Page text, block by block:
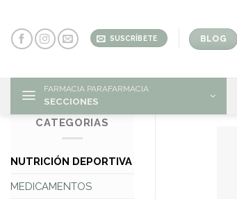
content
SUSCRÍBETE BLOG
FARMACIA PARAFARMACIA
SECCIONES
CATEGORIAS
NUTRICIÓN DEPORTIVA
MEDICAMENTOS